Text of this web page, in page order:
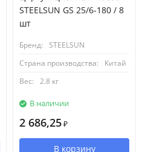
STEELSUN GS 25/6-180 / 8
шт
Бренд:
STEELSUN
Страна производства:
Китай
Вес:
2.8 кг
В наличии
2 686,25 ₽
В корзину